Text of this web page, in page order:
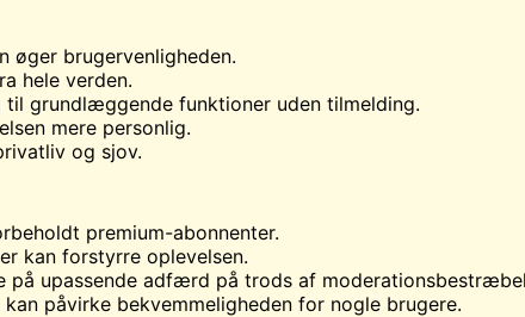
øger brugervenligheden.
hele verden.
til grundlæggende funktioner uden tilmelding.
mere personlig.
og sjov.
premium-abonnenter.
kan forstyrre oplevelsen.
på upassende adfærd på trods af
påvirke bekvemmeligheden for nogle brugere.